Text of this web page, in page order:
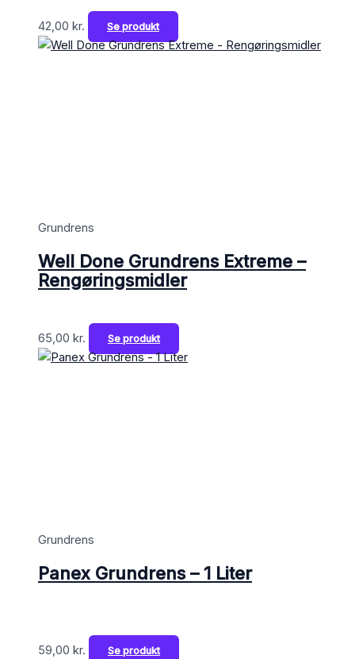
42,00 kr. Se produkt
Grundrens
Well Done Grundrens Extreme –
Rengøringsmidler
65,00 kr. Se produkt
Grundrens
Panex Grundrens – 1 Liter
59,00 kr. Se produkt